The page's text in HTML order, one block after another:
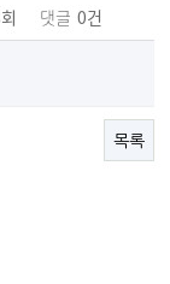
댓글 0건
목록